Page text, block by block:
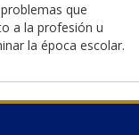
que
a la profesión u
la época escolar.